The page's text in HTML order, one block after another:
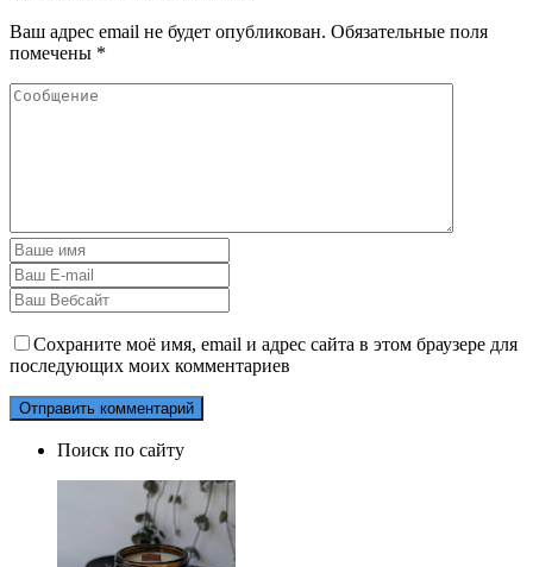
Ваш адрес email не будет опубликован. Обязательные поля
помечены *
Сохраните моё имя, email и адрес сайта в этом браузере для
последующих моих комментариев
Поиск по сайту